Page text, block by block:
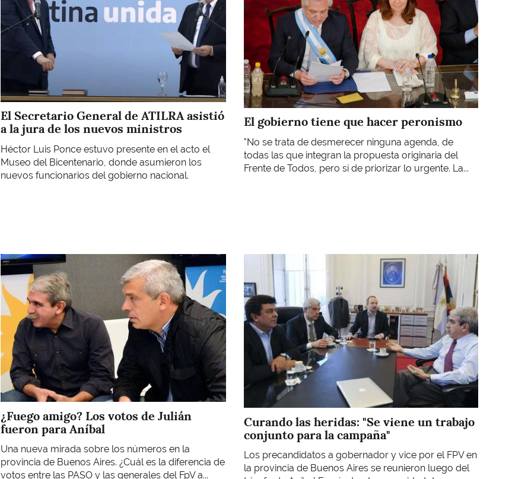
El Secretario General de ATILRA asistió
a la jura de los nuevos ministros
Héctor Luis Ponce estuvo presente en el acto el
Museo del Bicentenario, donde asumieron los
nuevos funcionarios del gobierno nacional.
El gobierno tiene que hacer peronismo
"No se trata de desmerecer ninguna agenda, de
todas las que integran la propuesta originaria del
Frente de Todos, pero sí de priorizar lo urgente. La...
Imagen
¿Fuego amigo? Los votos de Julián
fueron para Aníbal
Una nueva mirada sobre los números en la
provincia de Buenos Aires. ¿Cuál es la diferencia de
votos entre las PASO y las generales del FpV a...
Imagen
Curando las heridas: "Se viene un trabajo
conjunto para la campaña"
Los precandidatos a gobernador y vice por el FPV en
la provincia de Buenos Aires se reunieron luego del